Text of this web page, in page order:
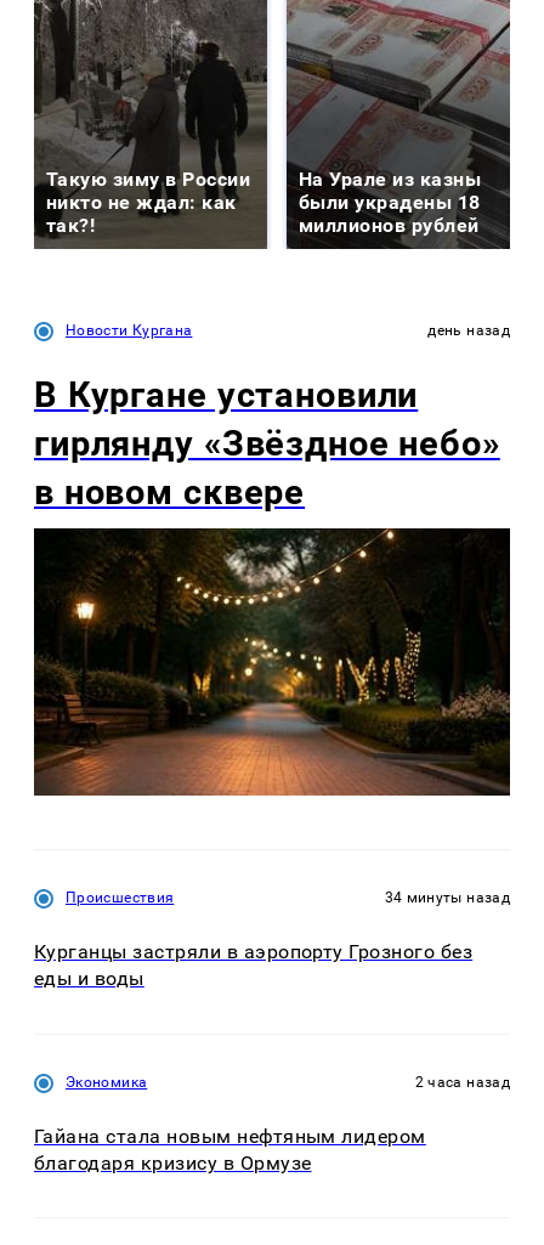
Такую зиму в России
никто не ждал: как
так?!
На Урале из казны
были украдены 18
миллионов рублей
Новости Кургана день назад
В Кургане установили
гирлянду «Звёздное небо»
в новом сквере
Происшествия 34 минуты назад
Курганцы застряли в аэропорту Грозного без
еды и воды
Экономика 2 часа назад
Гайана стала новым нефтяным лидером
благодаря кризису в Ормузе